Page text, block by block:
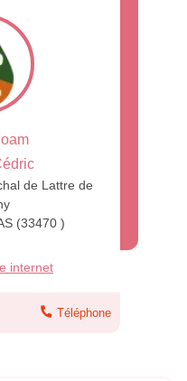
de Lattre de
(33470 )
internet
Téléphone